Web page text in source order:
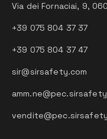
Via dei Fornaciai, 9,
+39 075 804 37 37
+39 075 804 37 47
sir@sirsafety.com